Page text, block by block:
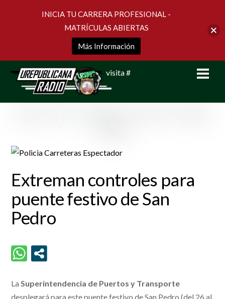
visita #
Extreman controles para
puente festivo de San
Pedro
LaSuperintendencia de Puertos y Transporte
desplegará para este puente festivo de San Pedro (del 26 al
INICIA TU CARRERA PROFESIONAL -
MATRÍCULAS ABIERTAS
Más Información